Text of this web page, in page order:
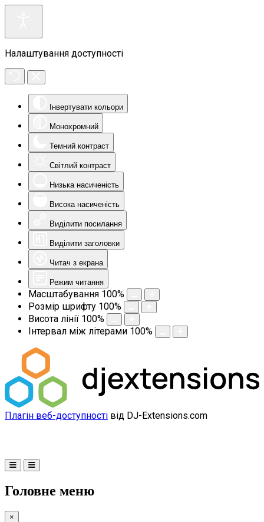
Налаштування доступності
Інвертувати кольори
Монохромний
Темний контраст
Світлий контраст
Низька насиченість
Висока насиченість
Виділити посилання
Виділити заголовки
Читач з екрана
Режим читання
Масштабування 100%
Розмір шрифту 100%
Висота лінії 100%
Інтервал між літерами 100%
Плагін веб-доступності від DJ-Extensions.com
Головне меню
×